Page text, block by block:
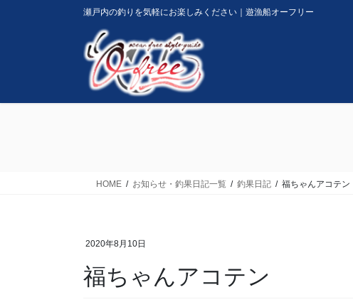
瀬戸内の釣りを気軽にお楽しみください｜遊漁船オーフリー
HOME お知らせ・釣果日記一覧 釣果日記 福ちゃんアコテン
2020年8月10日
福ちゃんアコテン